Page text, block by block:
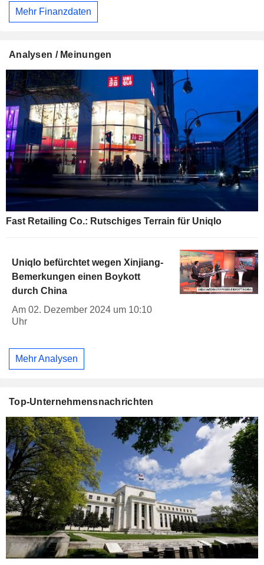
Mehr Finanzdaten
Analysen / Meinungen
Fast Retailing Co.: Rutschiges Terrain für Uniqlo
Uniqlo befürchtet wegen Xinjiang-
Bemerkungen einen Boykott
durch China
Am 02. Dezember 2024 um 10:10
Uhr
Mehr Analysen
Top-Unternehmensnachrichten